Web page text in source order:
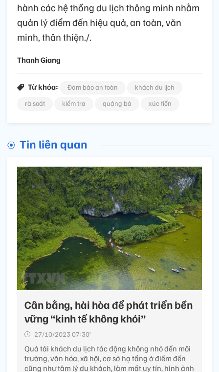
hành các hệ thống du lịch thông minh nhằm
quản lý điểm đến hiệu quả, an toàn, văn
minh, thân thiện./.
Thanh Giang
Từ khóa: Đảm bảo an toàn
khách du lịch
rà soát
kiểm tra quảng bá xúc tiến
Tin liên quan
Cân bằng, hài hòa để phát triển bền
vững “kinh tế không khói”
27/10/2023 07:30’
Quá tải khách du lịch tác động không nhỏ đến môi
trường, văn hóa, xã hội, cơ sở hạ tầng ở điểm đến
cũng như tâm lý du khách, làm mất uy tín, hình ảnh